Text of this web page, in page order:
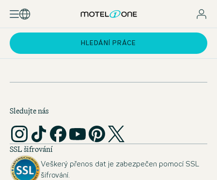
HLEDÁNÍ PRÁCE
Sledujte nás
SSL šifrování
Veškerý přenos dat je zabezpečen pomocí SSL
šifrování.